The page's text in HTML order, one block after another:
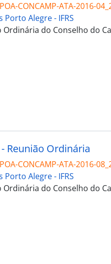
CONCAMP-ATA-2016-
Porto Alegre - IFRS
Ordinária do Conselho do
Reunião Ordinária
CONCAMP-ATA-2016-
Porto Alegre - IFRS
Ordinária do Conselho do